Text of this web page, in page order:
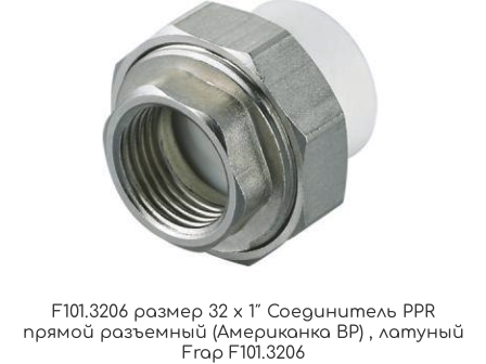
F101.3206 размер 32 x 1″ Соединитель PPR
прямой разъемный (Американка ВР) , латуный
Frap F101.3206